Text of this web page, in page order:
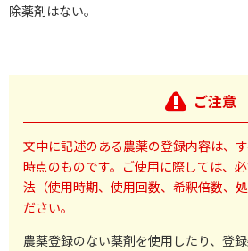
除薬剤はない。
ご注意
文中に記述のある農薬の登録内容は、
時点のものです。ご使用に際しては、
法（使用時期、使用回数、希釈倍数、
ださい。
農薬登録のない薬剤を使用したり、登